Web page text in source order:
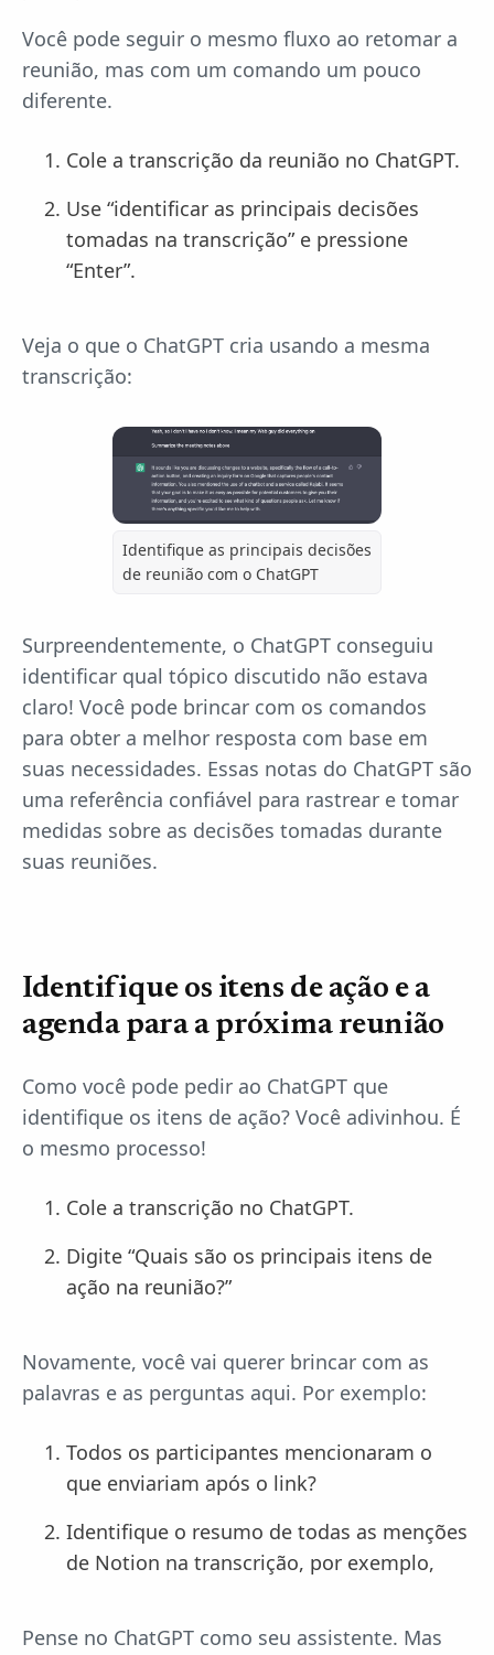
Você pode seguir o mesmo fluxo ao retomar a
reunião, mas com um comando um pouco
diferente.
Cole a transcrição da reunião no ChatGPT.
Use “identificar as principais decisões
tomadas na transcrição” e pressione
“Enter”.
Veja o que o ChatGPT cria usando a mesma
transcrição:
Identifique as principais decisões
de reunião com o ChatGPT
Surpreendentemente, o ChatGPT conseguiu
identificar qual tópico discutido não estava
claro! Você pode brincar com os comandos
para obter a melhor resposta com base em
suas necessidades. Essas notas do ChatGPT são
uma referência confiável para rastrear e tomar
medidas sobre as decisões tomadas durante
suas reuniões.
Identifique os itens de ação e a
agenda para a próxima reunião
Como você pode pedir ao ChatGPT que
identifique os itens de ação? Você adivinhou. É
o mesmo processo!
Cole a transcrição no ChatGPT.
Digite “Quais são os principais itens de
ação na reunião?”
Novamente, você vai querer brincar com as
palavras e as perguntas aqui. Por exemplo:
Todos os participantes mencionaram o
que enviariam após o link?
Identifique o resumo de todas as menções
de Notion na transcrição, por exemplo,
Pense no ChatGPT como seu assistente. Mas